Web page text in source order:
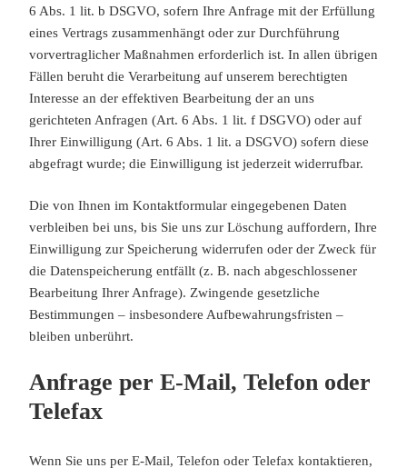
6 Abs. 1 lit. b DSGVO, sofern Ihre Anfrage mit der Erfüllung
eines Vertrags zusammenhängt oder zur Durchführung
vorvertraglicher Maßnahmen erforderlich ist. In allen übrigen
Fällen beruht die Verarbeitung auf unserem berechtigten
Interesse an der effektiven Bearbeitung der an uns
gerichteten Anfragen (Art. 6 Abs. 1 lit. f DSGVO) oder auf
Ihrer Einwilligung (Art. 6 Abs. 1 lit. a DSGVO) sofern diese
abgefragt wurde; die Einwilligung ist jederzeit widerrufbar.
Die von Ihnen im Kontaktformular eingegebenen Daten
verbleiben bei uns, bis Sie uns zur Löschung auffordern, Ihre
Einwilligung zur Speicherung widerrufen oder der Zweck für
die Datenspeicherung entfällt (z. B. nach abgeschlossener
Bearbeitung Ihrer Anfrage). Zwingende gesetzliche
Bestimmungen – insbesondere Aufbewahrungsfristen –
bleiben unberührt.
Anfrage per E-Mail, Telefon oder
Telefax
Wenn Sie uns per E-Mail, Telefon oder Telefax kontaktieren,